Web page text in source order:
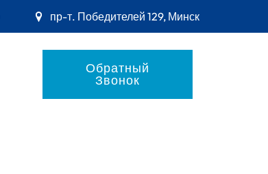
пр-т. Победителей 129, Минск
Обратный
Звонок